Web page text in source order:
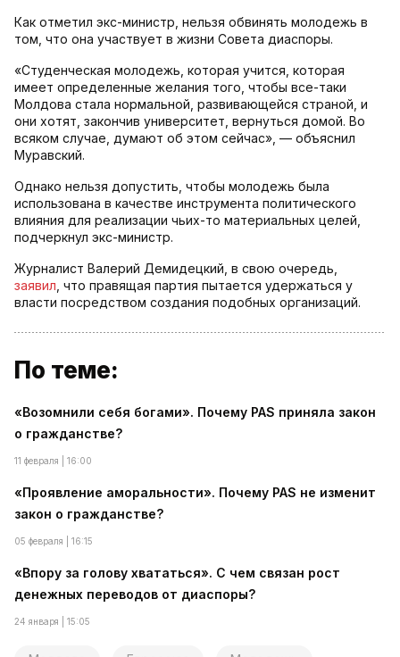
Как отметил экс-министр, нельзя обвинять молодежь в
том, что она участвует в жизни Совета диаспоры.
«Студенческая молодежь, которая учится, которая
имеет определенные желания того, чтобы все-таки
Молдова стала нормальной, развивающейся страной, и
они хотят, закончив университет, вернуться домой. Во
всяком случае, думают об этом сейчас», — объяснил
Муравский.
Однако нельзя допустить, чтобы молодежь была
использована в качестве инструмента политического
влияния для реализации чьих-то материальных целей,
подчеркнул экс-министр.
Журналист Валерий Демидецкий, в свою очередь,
заявил , что правящая партия пытается удержаться у
власти посредством создания подобных организаций.
По теме:
«Возомнили себя богами». Почему PAS приняла закон
о гражданстве?
11 февраля | 16:00
«Проявление аморальности». Почему PAS не изменит
закон о гражданстве?
05 февраля | 16:15
«Впору за голову хвататься». С чем связан рост
денежных переводов от диаспоры?
24 января | 15:05